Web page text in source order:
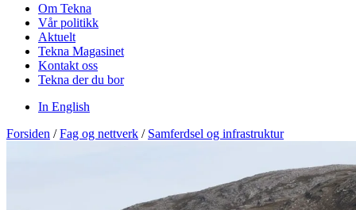
Om Tekna
Vår politikk
Aktuelt
Tekna Magasinet
Kontakt oss
Tekna der du bor
In English
Forsiden / Fag og nettverk / Samferdsel og infrastruktur